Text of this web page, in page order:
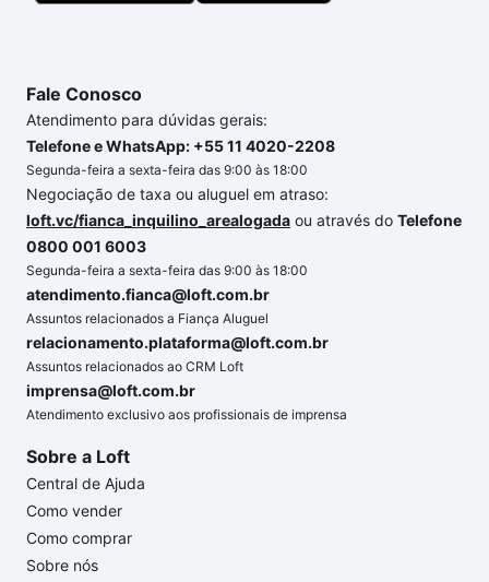
Fale Conosco
Atendimento para dúvidas gerais:
Telefone e WhatsApp: +55 11 4020-2208
Segunda-feira a sexta-feira das 9:00 às 18:00
Negociação de taxa ou aluguel em atraso:
loft.vc/fianca_inquilino_arealogada ou através do Telefone
0800 001 6003
Segunda-feira a sexta-feira das 9:00 às 18:00
atendimento.fianca@loft.com.br
Assuntos relacionados a Fiança Aluguel
relacionamento.plataforma@loft.com.br
Assuntos relacionados ao CRM Loft
imprensa@loft.com.br
Atendimento exclusivo aos profissionais de imprensa
Sobre a Loft
Central de Ajuda
Como vender
Como comprar
Sobre nós